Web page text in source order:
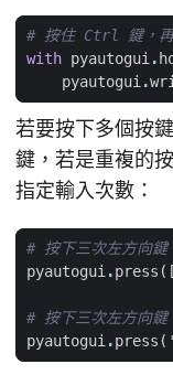
# 按住 Ctrl 鍵，
with pyautogui.
pyautogui.
若要按下多個按
鍵，若是重複的
指定輸入次數：
# 按下三次左方向鍵
pyautogui.press ([
# 按下三次左方向鍵
pyautogui.press (